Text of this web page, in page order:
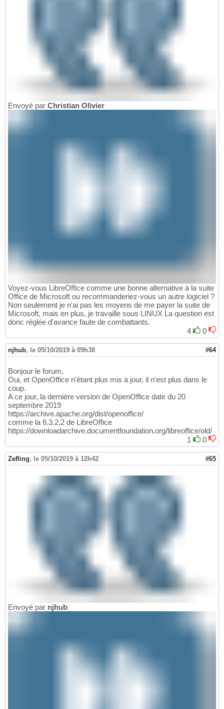
Envoyé par Christian Olivier
Voyez-vous LibreOffice comme une bonne alternative à la suite
Office de Microsoft ou recommanderiez-vous un autre logiciel ?
Non seulement je n'ai pas les moyens de me payer la suite de
Microsoft, mais en plus, je travaille sous LINUX La question est
donc réglée d'avance faute de combattants.
4
0
njhub, le 05/10/2019 à 09h38 #64
Bonjour le forum,
Oui, et OpenOffice n'étant plus mis à jour, il n'est plus dans le
coup.
A ce jour, la dernière version de OpenOffice date du 20
septembre 2019
https://archive.apache.org/dist/openoffice/
comme la 6.3.2.2 de LibreOffice
https://downloadarchive.documentfoundation.org/libreoffice/old/
1
0
Zefling, le 05/10/2019 à 12h42 #65
Envoyé par njhub